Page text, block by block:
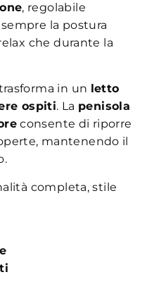
, regolabile
la postura
che durante la
in un letto
ospiti. La penisola
consente di riporre
mantenendo il
completa, stile